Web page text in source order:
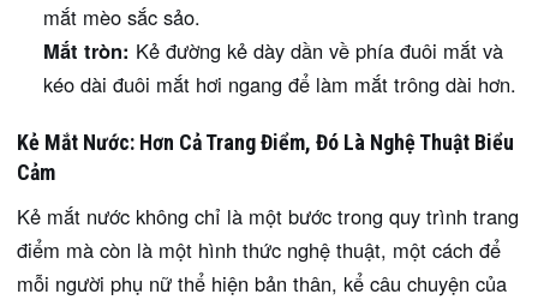
mắt mèo sắc sảo.
Mắt tròn: Kẻ đường kẻ dày dần về phía đuôi mắt và
kéo dài đuôi mắt hơi ngang để làm mắt trông dài hơn.
Kẻ Mắt Nước: Hơn Cả Trang Điểm, Đó Là Nghệ Thuật Biểu
Cảm
Kẻ mắt nước không chỉ là một bước trong quy trình trang
điểm mà còn là một hình thức nghệ thuật, một cách để
mỗi người phụ nữ thể hiện bản thân, kể câu chuyện của